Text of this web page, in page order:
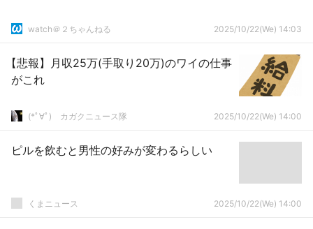
watch＠２ちゃんねる 2025/10/22(We) 14:03
【悲報】月収25万(手取り20万)のワイの仕事
がこれ
(*ﾟ∀ﾟ)ゞカガクニュース隊 2025/10/22(We) 14:00
ピルを飲むと男性の好みが変わるらしい
くまニュース 2025/10/22(We) 14:00